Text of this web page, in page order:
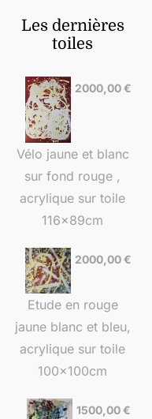
Les dernières
toiles
Vélo jaune et blanc
sur fond rouge ,
acrylique sur toile
116x89cm
2000,00€
Etude en rouge
jaune blanc et bleu,
acrylique sur toile
100x100cm
2000,00€
1500,00€